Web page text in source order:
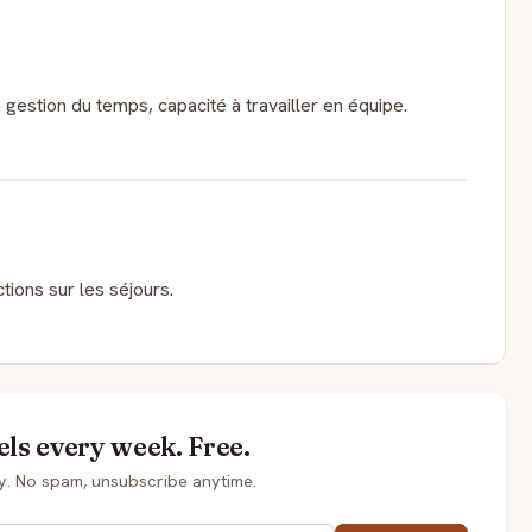
du temps, capacité à travailler en équipe.
sur les séjours.
every week. Free.
spam, unsubscribe anytime.